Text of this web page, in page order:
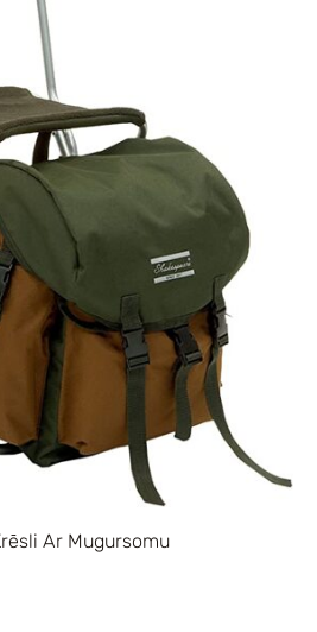
Ar Mugursomu